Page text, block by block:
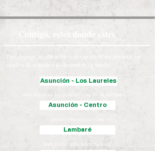
Contigo, estés donde estés
Para conocer las ubicaciones de Google Maps presiona los
cuadros de acuerdo a la sucursal de su interés:
Asunción - Los Laureles
Avda. República Argentina 1512 esq. Dr. Miguel Torres.
Asunción - Centro
Lambaré
Itape 1532 c/ Avda. Indep. Nacional.